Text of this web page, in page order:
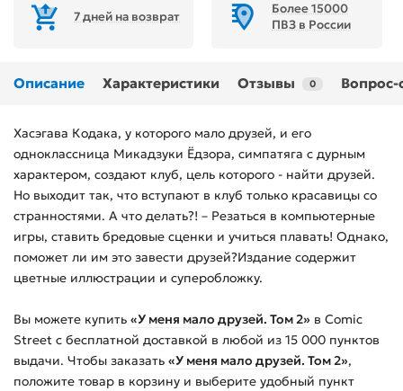
7 дней на возврат
Более 15000
ПВЗ в России
Описание Характеристики Отзывы 0 Вопрос-
Хасэгава Кодака, у которого мало друзей, и его
одноклассница Микадзуки Ёдзора, симпатяга с дурным
характером, создают клуб, цель которого - найти друзей.
Но выходит так, что вступают в клуб только красавицы со
странностями. А что делать?! – Резаться в компьютерные
игры, ставить бредовые сценки и учиться плавать! Однако,
поможет ли им это завести друзей?Издание содержит
цветные иллюстрации и суперобложку.
Вы можете купить «У меня мало друзей. Том 2» в Comic
Street с бесплатной доставкой в любой из 15 000 пунктов
выдачи. Чтобы заказать «У меня мало друзей. Том 2»,
положите товар в корзину и выберите удобный пункт